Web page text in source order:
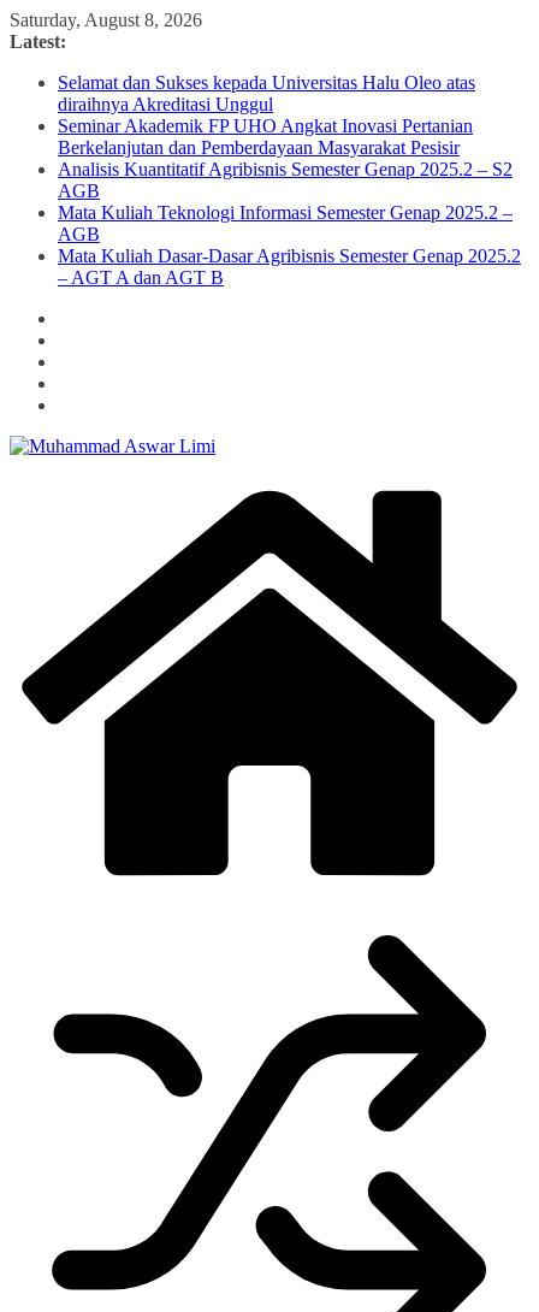
Skip
to
Saturday, August 8, 2026
Latest:
Selamat dan Sukses kepada Universitas Halu Oleo atas
diraihnya Akreditasi Unggul
Seminar Akademik FP UHO Angkat Inovasi Pertanian
Berkelanjutan dan Pemberdayaan Masyarakat Pesisir
Analisis Kuantitatif Agribisnis Semester Genap 2025.2 – S2
AGB
Mata Kuliah Teknologi Informasi Semester Genap 2025.2 –
AGB
Mata Kuliah Dasar-Dasar Agribisnis Semester Genap 2025.2
– AGT A dan AGT B